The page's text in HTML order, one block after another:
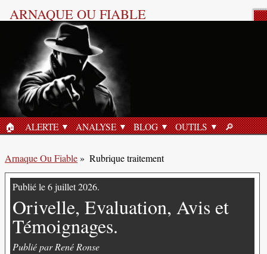
ARNAQUE OU FIABLE
«Gluco6, Arnaque ou Fiable?»
ACCUEIL
🏠︎ ALERTE ANALYSE BLOG OUTILS 🔎︎
Arnaque Ou Fiable» Rubrique traitement
Publié le 6 juillet 2026.
Orivelle, Evaluation, Avis et
Témoignages.
Publié par René Ronse